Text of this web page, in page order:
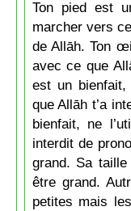
Ton pied est
marcher vers
de Allāh. Ton
avec ce que
est un bienfait,
que Allāh t’a
bienfait, ne
interdit de
grand. Sa
être grand.
petites mais